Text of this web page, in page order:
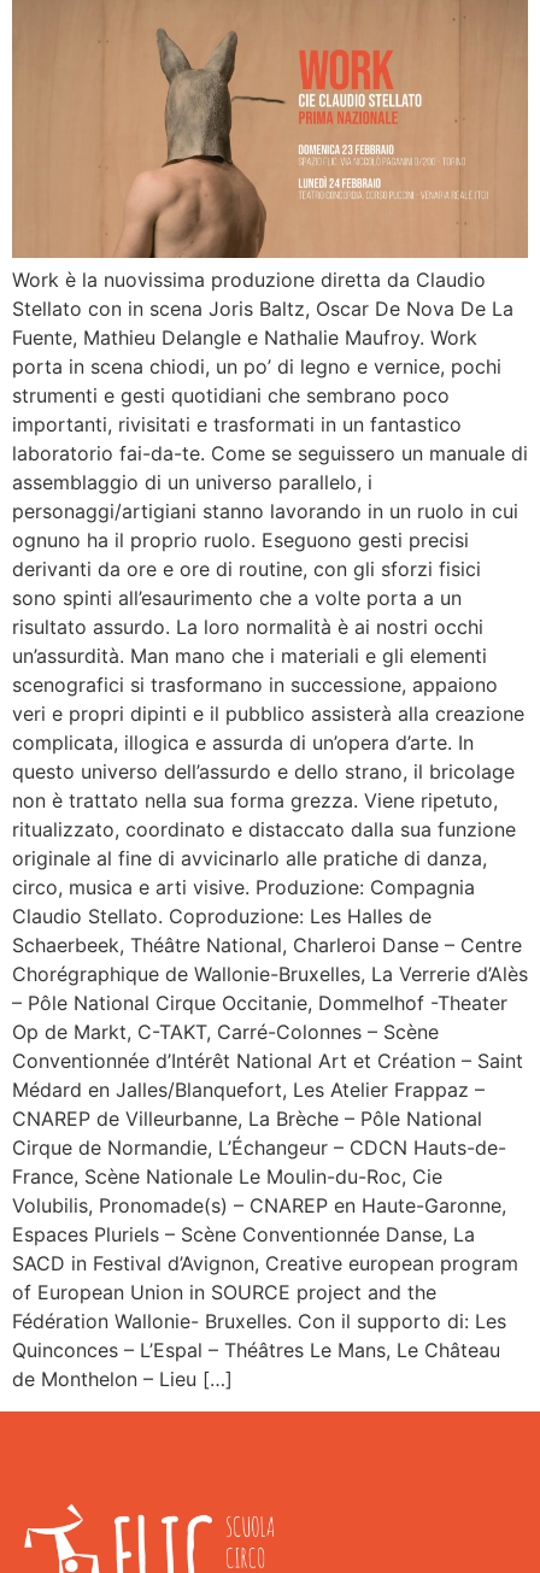
Work è la nuovissima produzione diretta da Claudio
Stellato con in scena Joris Baltz, Oscar De Nova De La
Fuente, Mathieu Delangle e Nathalie Maufroy. Work
porta in scena chiodi, un po’ di legno e vernice, pochi
strumenti e gesti quotidiani che sembrano poco
importanti, rivisitati e trasformati in un fantastico
laboratorio fai-da-te. Come se seguissero un manuale di
assemblaggio di un universo parallelo, i
personaggi/artigiani stanno lavorando in un ruolo in cui
ognuno ha il proprio ruolo. Eseguono gesti precisi
derivanti da ore e ore di routine, con gli sforzi fisici
sono spinti all’esaurimento che a volte porta a un
risultato assurdo. La loro normalità è ai nostri occhi
un’assurdità. Man mano che i materiali e gli elementi
scenografici si trasformano in successione, appaiono
veri e propri dipinti e il pubblico assisterà alla creazione
complicata, illogica e assurda di un’opera d’arte. In
questo universo dell’assurdo e dello strano, il bricolage
non è trattato nella sua forma grezza. Viene ripetuto,
ritualizzato, coordinato e distaccato dalla sua funzione
originale al fine di avvicinarlo alle pratiche di danza,
circo, musica e arti visive. Produzione: Compagnia
Claudio Stellato. Coproduzione: Les Halles de
Schaerbeek, Théâtre National, Charleroi Danse – Centre
Chorégraphique de Wallonie-Bruxelles, La Verrerie d’Alès
– Pôle National Cirque Occitanie, Dommelhof -Theater
Op de Markt, C-TAKT, Carré-Colonnes – Scène
Conventionnée d’Intérêt National Art et Création – Saint
Médard en Jalles/Blanquefort, Les Atelier Frappaz –
CNAREP de Villeurbanne, La Brèche – Pôle National
Cirque de Normandie, L’Échangeur – CDCN Hauts-de-
France, Scène Nationale Le Moulin-du-Roc, Cie
Volubilis, Pronomade(s) – CNAREP en Haute-Garonne,
Espaces Pluriels – Scène Conventionnée Danse, La
SACD in Festival d’Avignon, Creative european program
of European Union in SOURCE project and the
Fédération Wallonie- Bruxelles. Con il supporto di: Les
Quinconces – L’Espal – Théâtres Le Mans, Le Château
de Monthelon – Lieu […]